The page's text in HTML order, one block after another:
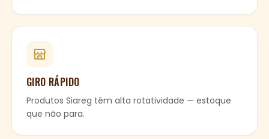
GIRO RÁPIDO
Produtos Siareg têm alta rotatividade — estoque
que não para.